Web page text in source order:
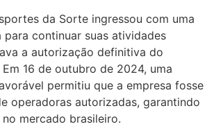
da Sorte ingressou com uma
para continuar suas atividades
a autorização definitiva do
16 de outubro de 2024, uma
permitiu que a empresa fosse
operadoras autorizadas, garantindo
mercado brasileiro.